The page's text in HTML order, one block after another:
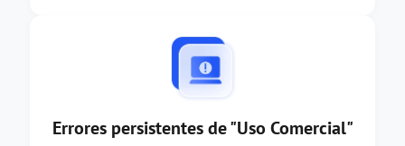
Errores persistentes de "Uso Comercial"